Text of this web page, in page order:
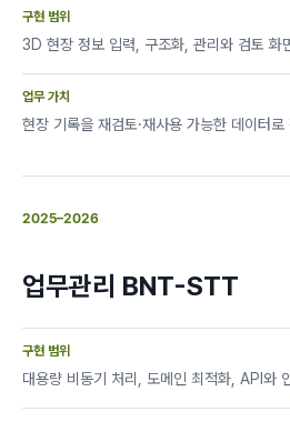
구현 범위
3D 현장 정보 입력, 구조화, 관리와 검토 화
업무 가치
현장 기록을 재검토·재사용 가능한 데이터로
2025–2026
업무관리 BNT-STT
구현 범위
대용량 비동기 처리, 도메인 최적화, API와